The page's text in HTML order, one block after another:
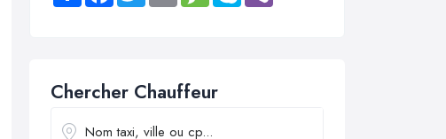
Chercher Chauffeur